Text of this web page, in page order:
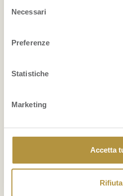
Se vuoi saperne di più clicca
delNecessari
Preferenze
Statistiche
Marketing
Accetta
Rifiuta
VISUALIZZA
KIWI